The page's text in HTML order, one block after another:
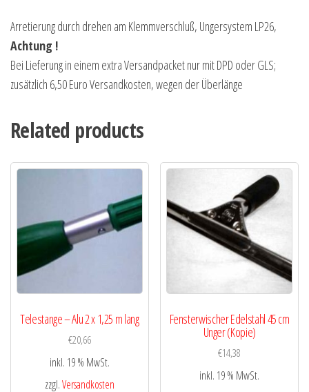
Arretierung durch drehen am Klemmverschluß, Ungersystem LP26,
Achtung !
Bei Lieferung in einem extra Versandpacket nur mit DPD oder GLS;
zusätzlich 6,50 Euro Versandkosten, wegen der Überlänge
Related products
Telestange – Alu 2 x 1,25 m lang
€20,66
inkl. 19 % MwSt.
zzgl.Versandkosten
Fensterwischer Edelstahl 45 cm
Unger (Kopie)
€14,38
inkl. 19 % MwSt.